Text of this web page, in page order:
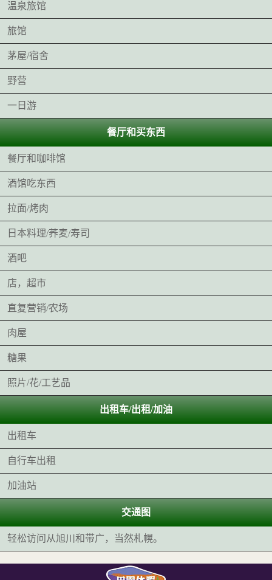
温泉旅馆
旅馆
茅屋/宿舍
野营
一日游
餐厅和买东西
餐厅和咖啡馆
酒馆吃东西
拉面/烤肉
日本料理/荞麦/寿司
酒吧
店，超市
直复营销/农场
肉屋
糖果
照片/花/工艺品
出租车/出租/加油
出租车
自行车出租
加油站
交通图
轻松访问从旭川和带广，当然札幌。